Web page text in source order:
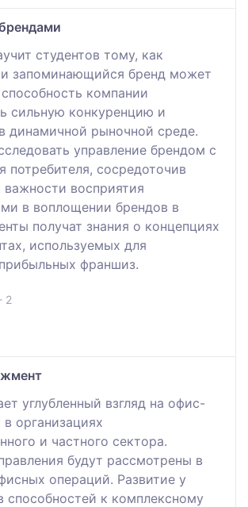
студентов тому, как
запоминающийся бренд может
компании
сильную конкуренцию и
динамичной рыночной среде.
управление брендом с
потребителя, сосредоточив
важности восприятия
в воплощении брендов в
получат знания о концепциях
используемых для
франшиз.
2
углубленный взгляд на офис-
организациях
и частного сектора.
будут рассмотрены в
операций. Развитие у
способностей к комплексному